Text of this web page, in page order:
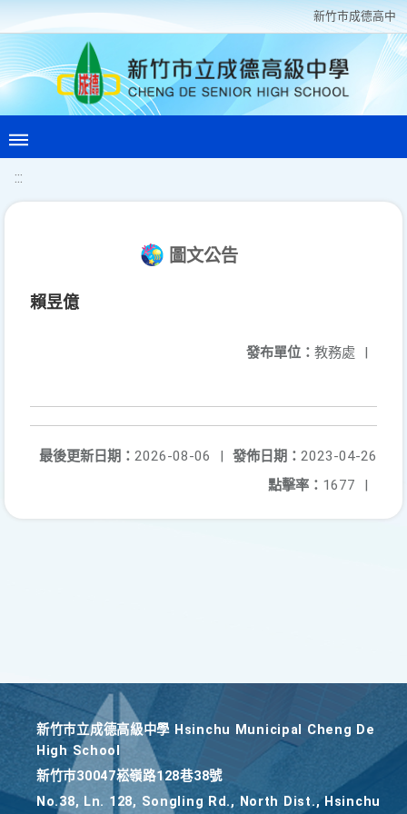
新竹巿成德高中
:::
圖文公告
賴昱億
發布單位： 教務處 |
發佈日期： 2023-04-26
最後更新日期： 2026-08-06
|
點擊率： 1677 |
新竹巿立成德高級中學 Hsinchu Municipal Cheng De
High School
新竹巿30047崧嶺路128巷38號
No.38, Ln. 128, Songling Rd., North Dist., Hsinchu